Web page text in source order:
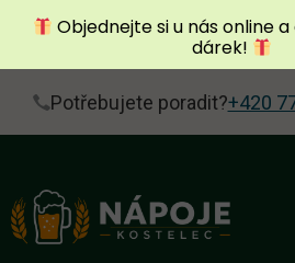
Potřebujete poradit?+420
Objednejte si u nás online
dárek!